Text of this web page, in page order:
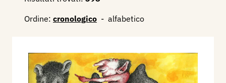
Ordine: cronologico - alfabetico